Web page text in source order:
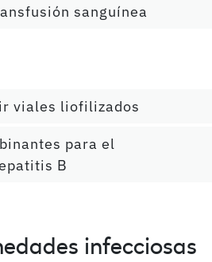
sanguínea
viales liofilizados
para el
B
infecciosas